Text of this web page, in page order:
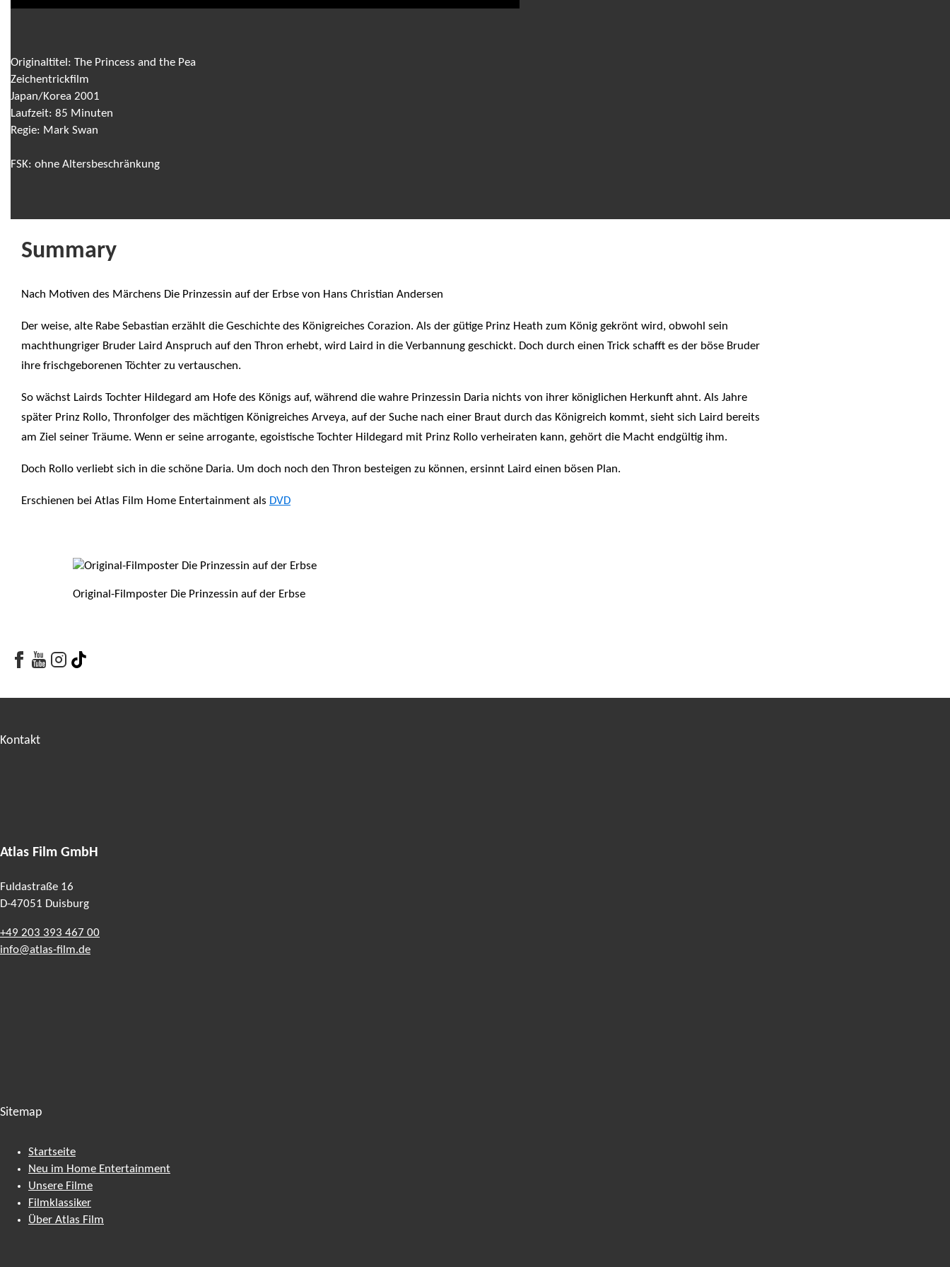
Originaltitel: The Princess and the Pea
Zeichentrickfilm
Japan/Korea 2001
Laufzeit: 85 Minuten
Regie: Mark Swan
FSK: ohne Altersbeschränkung
Summary
Nach Motiven des Märchens Die Prinzessin auf der Erbse von Hans Christian Andersen
Der weise, alte Rabe Sebastian erzählt die Geschichte des Königreiches Corazion. Als der gütige Prinz Heath zum König gekrönt wird, obwohl sein
machthungriger Bruder Laird Anspruch auf den Thron erhebt, wird Laird in die Verbannung geschickt. Doch durch einen Trick schafft es der böse Bruder
ihre frischgeborenen Töchter zu vertauschen.
So wächst Lairds Tochter Hildegard am Hofe des Königs auf, während die wahre Prinzessin Daria nichts von ihrer königlichen Herkunft ahnt. Als Jahre
später Prinz Rollo, Thronfolger des mächtigen Königreiches Arveya, auf der Suche nach einer Braut durch das Königreich kommt, sieht sich Laird bereits
am Ziel seiner Träume. Wenn er seine arrogante, egoistische Tochter Hildegard mit Prinz Rollo verheiraten kann, gehört die Macht endgültig ihm.
Doch Rollo verliebt sich in die schöne Daria. Um doch noch den Thron besteigen zu können, ersinnt Laird einen bösen Plan.
Erschienen bei Atlas Film Home Entertainment als DVD
Original-Filmposter Die Prinzessin auf der Erbse
Facebook
Youtube
Youtube
Kontakt
Atlas Film GmbH
Fuldastraße 16
D-47051 Duisburg
+49 203 393 467 00
info@atlas-film.de
Sitemap
Startseite
Neu im Home Entertainment
Unsere Filme
Filmklassiker
Über Atlas Film